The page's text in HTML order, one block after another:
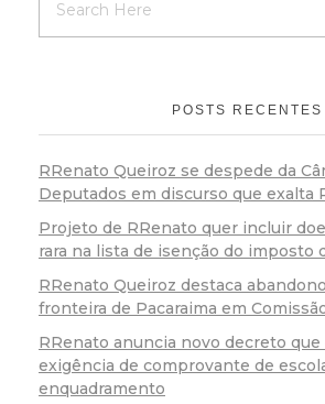
POSTS RECENTES
RRenato Queiroz se despede da
Deputados em discurso que exalta
Projeto de RRenato quer incluir
rara na lista de isenção do imposto
RRenato Queiroz destaca
fronteira de Pacaraima em
RRenato anuncia novo decreto
exigência de comprovante de
enquadramento